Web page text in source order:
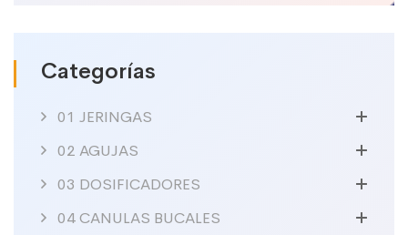
Categorías
01 JERINGAS
02 AGUJAS
03 DOSIFICADORES
04 CANULAS BUCALES